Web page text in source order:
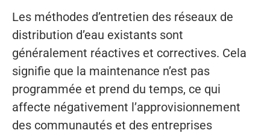
Les méthodes d’entretien des réseaux de
distribution d’eau existants sont
généralement réactives et correctives. Cela
signifie que la maintenance n’est pas
programmée et prend du temps, ce qui
affecte négativement l’approvisionnement
des communautés et des entreprises